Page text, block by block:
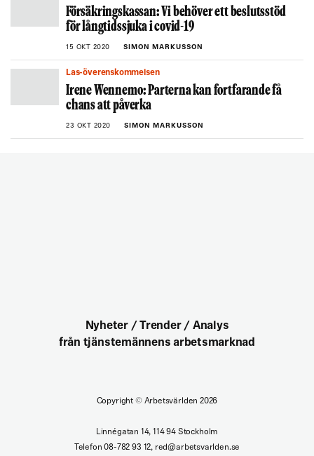
Försäkringskassan: Vi behöver ett beslutsstöd
för långtidssjuka i covid-19
15 OKT 2020 SIMON MARKUSSON
Las-överenskommelsen
Irene Wennemo: Parterna kan fortfarande få
chans att påverka
23 OKT 2020 SIMON MARKUSSON
Nyheter / Trender / Analys
från tjänstemännens arbetsmarknad
Copyright ©Arbetsvärlden 2026
Linnégatan 14, 114 94 Stockholm
Telefon 08-782 93 12, red@arbetsvarlden.se